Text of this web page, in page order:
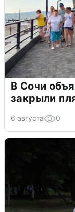
В Сочи
закрыли
6 августа 0